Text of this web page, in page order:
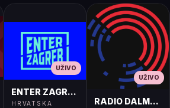
UŽIVO
ENTER ZAGREB LIVE
HRVATSKA
UŽIVO
RADIO